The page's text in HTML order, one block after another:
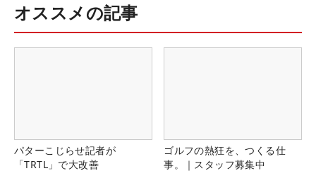
オススメの記事
パターこじらせ記者が
「TRTL」で大改善
ゴルフの熱狂を、つくる仕
事。｜スタッフ募集中